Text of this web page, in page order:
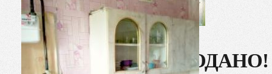
ПРОДАНО!